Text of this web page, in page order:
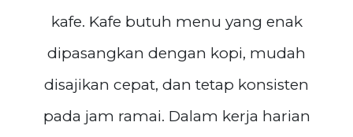
kafe. Kafe butuh menu yang enak
dipasangkan dengan kopi, mudah
disajikan cepat, dan tetap konsisten
pada jam ramai. Dalam kerja harian